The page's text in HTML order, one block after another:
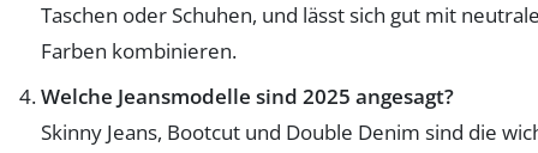
Taschen oder Schuhen, und lässt sich gut mit
Farben kombinieren.
Welche Jeansmodelle sind 2025 angesagt?
Skinny Jeans, Bootcut und Double Denim sind die